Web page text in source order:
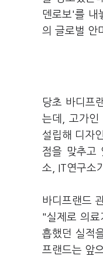
덴로보'를 내
의 글로벌 안
당초 바디프
는데, 고가인
설립해 디자
점을 맞추고
소, IT연구소
바디프랜드
"실제로 의료
흡했던 실적
프랜드는 앞